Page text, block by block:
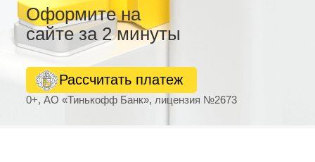
Оформите на
сайте за 2 минуты
0+, АО «Тинькофф Банк», лицензия №2673
Рассчитать платеж